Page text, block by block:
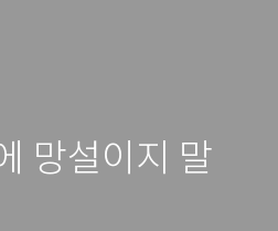
망설이지 말